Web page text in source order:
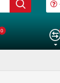
0
Ապրանքների